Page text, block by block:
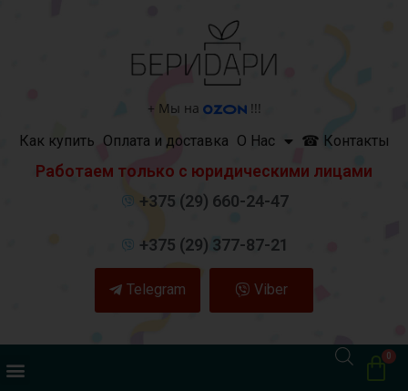
+ Мы на
!!!
Как купить Оплата и доставка О Нас ☎ Контакты
Работаем только с юридическими лицами
+375 (29) 660-24-47
+375 (29) 377-87-21
Telegram Viber